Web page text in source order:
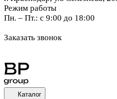
Режим работы
Пн. – Пт.: с 9:00 до 18:00
Заказать звонок
Каталог